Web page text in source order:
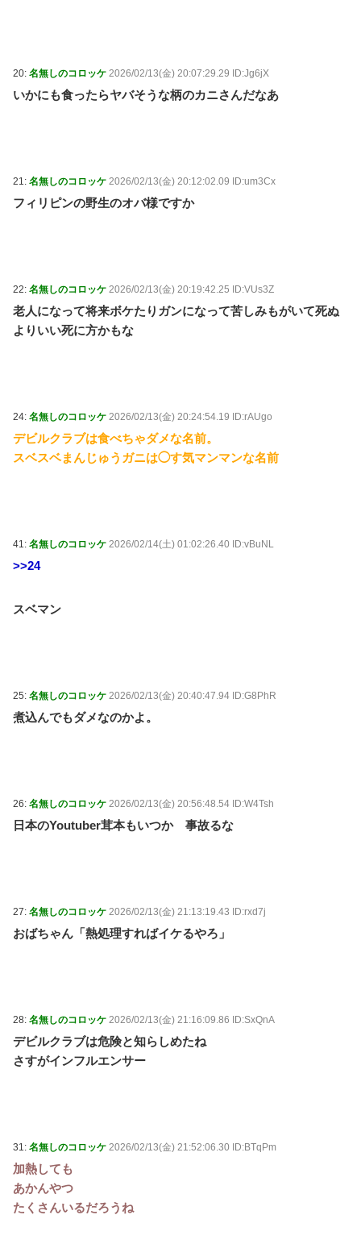
20: 名無しのコロッケ 2026/02/13(金) 20:07:29.29 ID:Jg6jX
いかにも食ったらヤバそうな柄のカニさんだなあ
21: 名無しのコロッケ 2026/02/13(金) 20:12:02.09 ID:um3Cx
フィリピンの野生のオバ様ですか
22: 名無しのコロッケ 2026/02/13(金) 20:19:42.25 ID:VUs3Z
老人になって将来ボケたりガンになって苦しみもがいて死ぬ
よりいい死に方かもな
24: 名無しのコロッケ 2026/02/13(金) 20:24:54.19 ID:rAUgo
デビルクラブは食べちゃダメな名前。
スベスベまんじゅうガニは◯す気マンマンな名前
41: 名無しのコロッケ 2026/02/14(土) 01:02:26.40 ID:vBuNL
>>24
スベマン
25: 名無しのコロッケ 2026/02/13(金) 20:40:47.94 ID:G8PhR
煮込んでもダメなのかよ。
26: 名無しのコロッケ 2026/02/13(金) 20:56:48.54 ID:W4Tsh
日本のYoutuber茸本もいつか 事故るな
27: 名無しのコロッケ 2026/02/13(金) 21:13:19.43 ID:rxd7j
おばちゃん「熱処理すればイケるやろ」
28: 名無しのコロッケ 2026/02/13(金) 21:16:09.86 ID:SxQnA
デビルクラブは危険と知らしめたね
さすがインフルエンサー
31: 名無しのコロッケ 2026/02/13(金) 21:52:06.30 ID:BTqPm
加熱しても
あかんやつ
たくさんいるだろうね